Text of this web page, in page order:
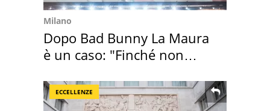
Milano
Dopo Bad Bunny La Maura
è un caso: "Finché non
ECCELLENZE